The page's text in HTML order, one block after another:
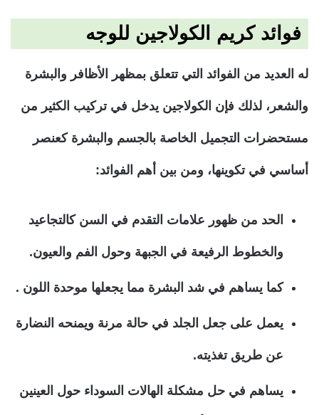
فوائد كريم الكولاجين للوجه
له العديد من الفوائد التي تتعلق بمظهر الأظافر والبشرة
والشعر، لذلك فإن الكولاجين يدخل في تركيب الكثير من
مستحضرات التجميل الخاصة بالجسم والبشرة كعنصر
أساسي في تكوينها، ومن بين أهم الفوائد:
الحد من ظهور علامات التقدم في السن كالتجاعيد
والخطوط الرفيعة في الجبهة وحول الفم والعيون.
كما يساهم في شد البشرة مما يجعلها موحدة اللون .
يعمل على جعل الجلد في حالة مرنة ويمنحه النضارة
عن طريق تغذيته.
يساهم في حل مشكلة الهالات السوداء حول العينين